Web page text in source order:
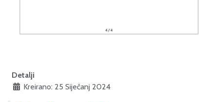
Detalji
Kreirano: 25 Siječanj 2024